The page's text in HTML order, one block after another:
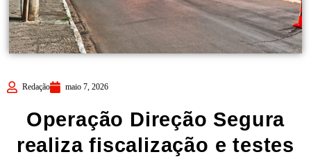
Redação maio 7, 2026
Operação Direção Segura
realiza fiscalização e testes